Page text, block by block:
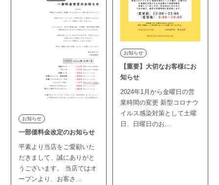
お知らせ
一部価料金改定のお知らせ
平素より当店をご愛顧いた
だきまして、誠にありがと
うございます。 当店ではオ
ープンより、お客さ…
お知らせ
【重要】大切なお客様にお
知らせ
2024年1月から金曜日の営
業時間の変更 新型コロナウ
イルス感染対策として土曜
日、日曜日のお…